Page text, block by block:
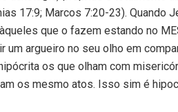
17:9; Marcos 7:20-23). Quando
que o fazem estando no
um argueiro no seu olho em
os que olham com
os mesmo atos. Isso sim é